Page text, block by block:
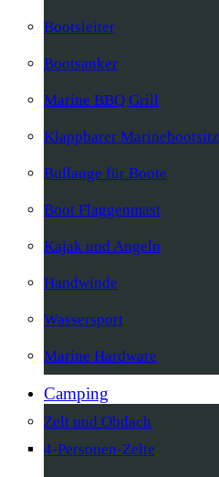
Bootsleiter
Bootsanker
Marine BBQ Grill
Klappbarer Marinebootsitz
Bullauge für Boote
Boot Flaggenmast
Kajak und Angeln
Handwinde
Wassersport
Marine Hardware
Camping
Zelt und Obdach
4-Personen-Zelte